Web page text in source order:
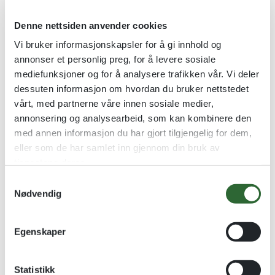
Denne nettsiden anvender cookies
Vi bruker informasjonskapsler for å gi innhold og
annonser et personlig preg, for å levere sosiale
mediefunksjoner og for å analysere trafikken vår. Vi deler
dessuten informasjon om hvordan du bruker nettstedet
vårt, med partnerne våre innen sosiale medier,
annonsering og analysearbeid, som kan kombinere den
med annen informasjon du har gjort tilgjengelig for dem,
eller som de har samlet inn gjennom din bruk av
Nødvendig
Egenskaper
Statistikk
Trane Tinnpokaler
Tinnpokaler Håndlaget i Norge
kr1363,00 – kr1962,00
Se alternativer
Diana Messingpokal på stett
Messingpokaler med stett
kr268,00 – kr485,00
Se alternativer